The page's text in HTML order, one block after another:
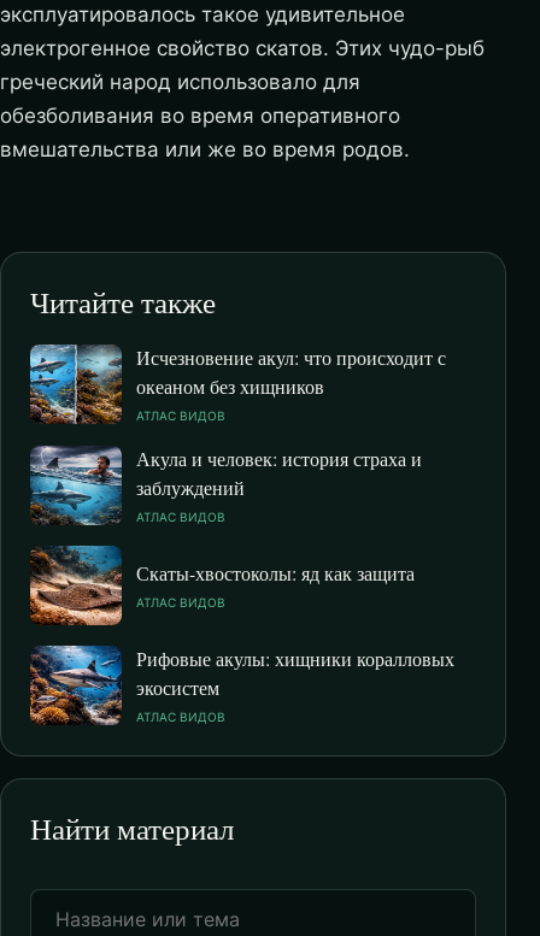
эксплуатировалось такое удивительное
электрогенное свойство скатов. Этих чудо-рыб
греческий народ использовало для
обезболивания во время оперативного
вмешательства или же во время родов.
Читайте также
Исчезновение акул: что происходит с
океаном без хищников
АТЛАС ВИДОВ
Акула и человек: история страха и
заблуждений
АТЛАС ВИДОВ
Скаты-хвостоколы: яд как защита
АТЛАС ВИДОВ
Рифовые акулы: хищники коралловых
экосистем
АТЛАС ВИДОВ
Найти материал